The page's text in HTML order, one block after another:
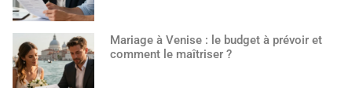
Mariage à Venise : le budget à prévoir et
comment le maîtriser ?